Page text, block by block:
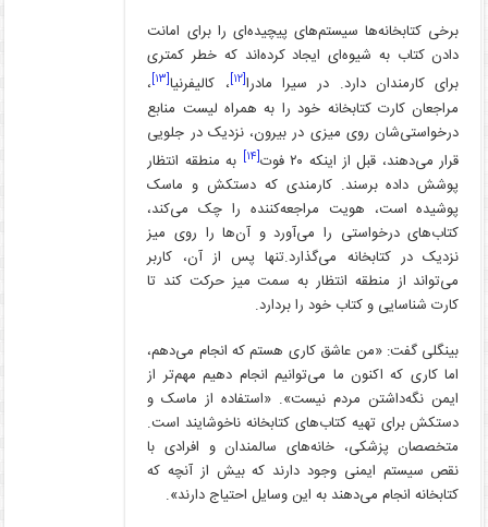
برخی کتابخانه‌ها سیستم‌های پیچیده‌ای را برای امانت
دادن کتاب به شیوه‌ای ایجاد کرده‌اند که خطر کمتری
برای کارمندان دارد. در سیرا مادرا[۱۲] ، کالیفرنیا[۱۳]
،
مراجعان کارت کتابخانه خود را به همراه لیست منابع
درخواستی‌شان روی میزی در بیرون، نزدیک در جلویی
قرار می‌دهند، قبل از اینکه ۲۰ فوت
[۱۴]
به منطقه انتظار
پوشش داده برسند. کارمندی که دستکش و ماسک
پوشیده است، هویت مراجعه‌کننده را چک می‌کند،
کتاب‌های درخواستی را می‌آورد و آن‌ها را روی میز
نزدیک در کتابخانه می‌گذارد.تنها پس از آن، کاربر
می‌تواند از منطقه انتظار به سمت میز حرکت کند تا
کارت شناسایی و کتاب خود را بردارد.
بینگلی گفت: «من عاشق کاری هستم که انجام می‌دهم،
اما کاری که اکنون ما می‌توانیم انجام دهیم مهم‌تر از
ایمن نگه‌داشتن مردم نیست». «استفاده از ماسک و
دستکش برای تهیه کتاب‌های کتابخانه ناخوشایند است.
متخصصان پزشکی، خانه‌های سالمندان و افرادی با
نقص سیستم ایمنی وجود دارند که بیش از آنچه که
کتابخانه انجام می‌دهند به این وسایل احتیاج دارند».